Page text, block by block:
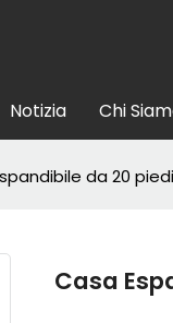
Notizia Chi
da 20 piedi
Casa